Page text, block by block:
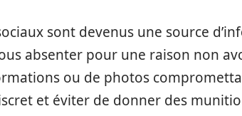
sont devenus une source
absenter pour une raison non
ou de photos
et éviter de donner des